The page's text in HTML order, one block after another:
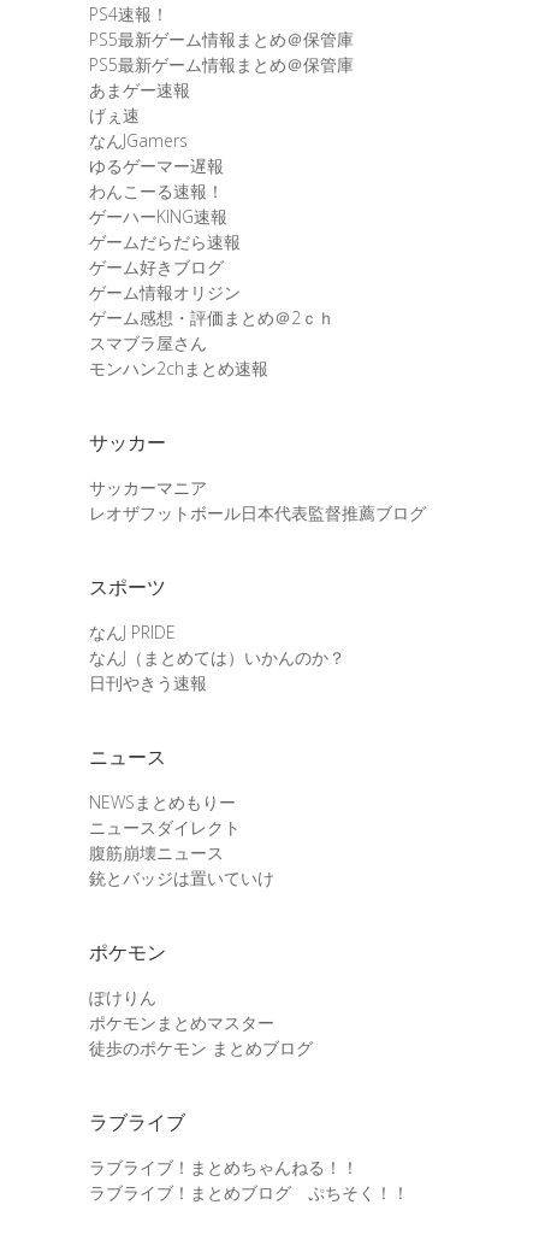
PS4速報！
PS5最新ゲーム情報まとめ＠保管庫
PS5最新ゲーム情報まとめ＠保管庫
あまゲー速報
げぇ速
なんJGamers
ゆるゲーマー遅報
わんこーる速報！
ゲーハーKING速報
ゲームだらだら速報
ゲーム好きブログ
ゲーム情報オリジン
ゲーム感想・評価まとめ＠2ｃｈ
スマブラ屋さん
モンハン2chまとめ速報
サッカー
サッカーマニア
レオザフットボール日本代表監督推薦ブログ
スポーツ
なんJ PRIDE
なんJ（まとめては）いかんのか？
日刊やきう速報
ニュース
NEWSまとめもりー
ニュースダイレクト
腹筋崩壊ニュース
銃とバッジは置いていけ
ポケモン
ぽけりん
ポケモンまとめマスター
徒歩のポケモン まとめブログ
ラブライブ
ラブライブ！まとめちゃんねる！！
ラブライブ！まとめブログ ぷちそく！！